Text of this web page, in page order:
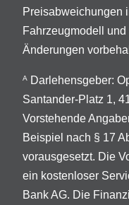
Preisabweichungen
Fahrzeugmodell
Änderungen
A
Darlehensgeber:
Santander-Platz 1,
Vorstehende
Beispiel nach § 17
vorausgesetzt. Die
ein kostenloser
Bank AG. Die